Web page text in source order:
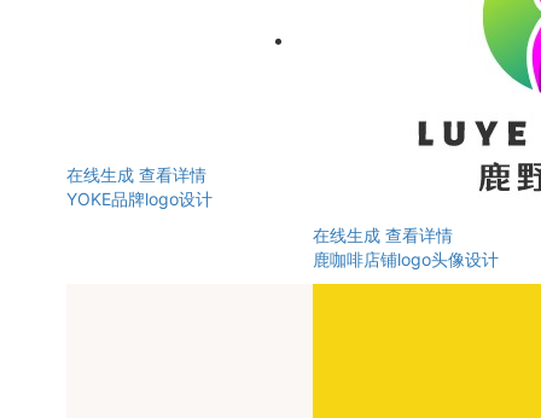
在线生成 查看详情
YOKE品牌logo设计
在线生成 查看详情
鹿咖啡店铺logo头像设计